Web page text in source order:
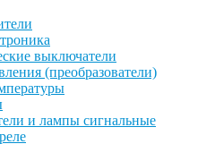
выключатели
(преобразователи)
и лампы сигнальные